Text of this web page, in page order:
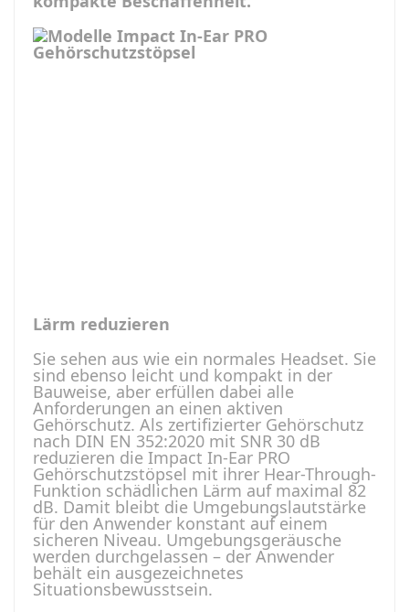
Lärm reduzieren
Sie sehen aus wie ein normales Headset. Sie
sind ebenso leicht und kompakt in der
Bauweise, aber erfüllen dabei alle
Anforderungen an einen aktiven
Gehörschutz. Als zertifizierter Gehörschutz
nach DIN EN 352:2020 mit SNR 30 dB
reduzieren die Impact In-Ear PRO
Gehörschutzstöpsel mit ihrer Hear-Through-
Funktion schädlichen Lärm auf maximal 82
dB. Damit bleibt die Umgebungslautstärke
für den Anwender konstant auf einem
sicheren Niveau. Umgebungsgeräusche
werden durchgelassen – der Anwender
behält ein ausgezeichnetes
Situationsbewusstsein.